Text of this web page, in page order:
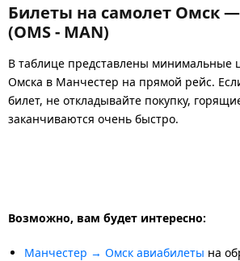
Билеты на самолет Омск
(OMS - MAN)
В таблице представлены минимальные
Омска в Манчестер на прямой рейс.
билет, не откладывайте покупку,
заканчиваются очень быстро.
Возможно, вам будет интересно:
Манчестер → Омск авиабилеты на